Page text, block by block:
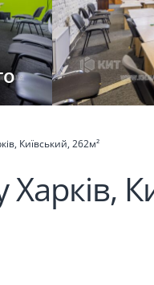
Київський, 262м²